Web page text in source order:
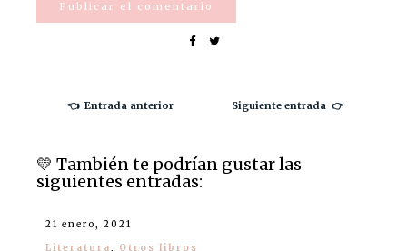
👈 Entrada anterior Siguiente entrada 👉
💛️ También te podrían gustar las
siguientes entradas:
21 enero, 2021
Literatura, Otros libros